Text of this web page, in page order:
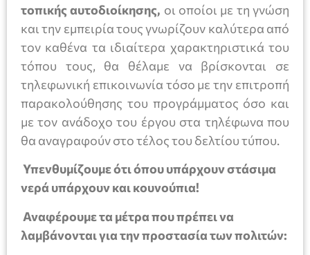
τοπικής αυτοδιοίκησης, οι οποίοι με τη γνώση
και την εμπειρία τους γνωρίζουν καλύτερα από
τον καθένα τα ιδιαίτερα χαρακτηριστικά του
τόπου τους, θα θέλαμε να βρίσκονται σε
τηλεφωνική επικοινωνία τόσο με την επιτροπή
παρακολούθησης του προγράμματος όσο και
με τον ανάδοχο του έργου στα τηλέφωνα που
θα αναγραφούν στο τέλος του δελτίου τύπου.
Υπενθυμίζουμε ότι όπου υπάρχουν στάσιμα
νερά υπάρχουν και κουνούπια!
Αναφέρουμε τα μέτρα που πρέπει να
λαμβάνονται για την προστασία των πολιτών: